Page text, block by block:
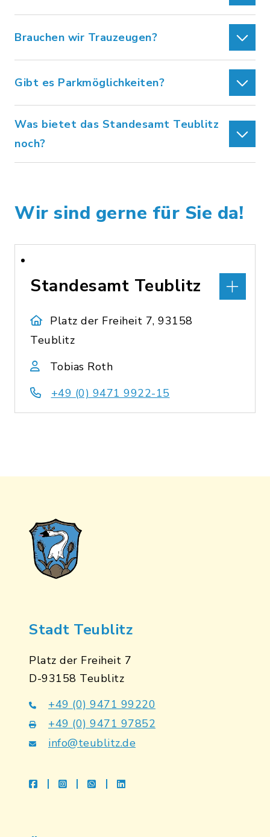
Brauchen wir Trauzeugen?
Gibt es Parkmöglichkeiten?
Was bietet das Standesamt Teublitz
noch?
Wir sind gerne für Sie da!
Standesamt Teublitz
Platz der Freiheit 7, 93158
Teublitz
Tobias Roth
+49 (0) 9471 9922-15
Stadt Teublitz
Platz der Freiheit 7
D-93158 Teublitz
+49 (0) 9471 99220
+49 (0) 9471 97852
info@teublitz.de
facebookinstagramwhatsapplinkedin